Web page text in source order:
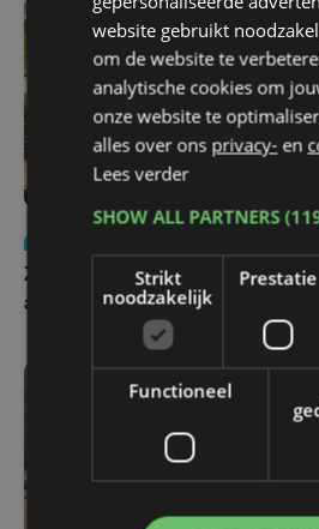
Zwaar ongeval op E403 in
afgesloten
website gebruikt
om de website te
analytische cookies om
onze website te
alles over ons privacy- en
Lees verder
SHOW ALL PARTNERS
Strikt
noodzakelijk
Prestatie
Functioneel